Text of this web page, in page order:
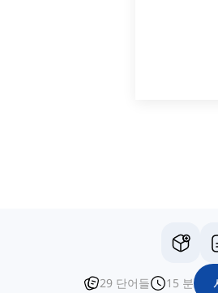
29 단어들 15 분